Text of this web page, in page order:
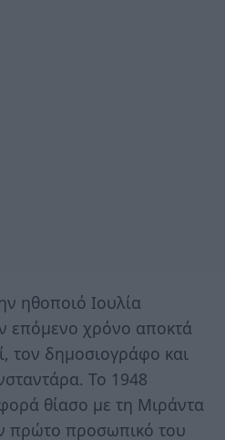
ηθοποιό Ιουλία
επόμενο χρόνο αποκτά
τον δημοσιογράφο και
Το 1948
θίασο με τη Μιράντα
πρώτο προσωπικό του